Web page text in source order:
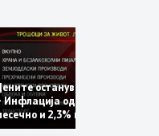
Цените остануваат
– Инфлација од само 0,1%
месечно и 2,3% на годишно
ниво